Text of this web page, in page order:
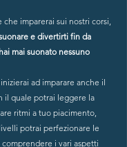
imparerai sui nostri corsi,
e divertirti fin da
mai suonato nessuno
ad imparare anche il
il quale potrai leggere la
ritmi a tuo piacimento,
potrai perfezionare le
i vari aspetti